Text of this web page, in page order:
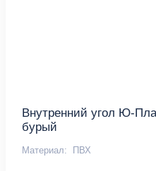
Внутренний угол Ю-
бурый
Материал: ПВХ